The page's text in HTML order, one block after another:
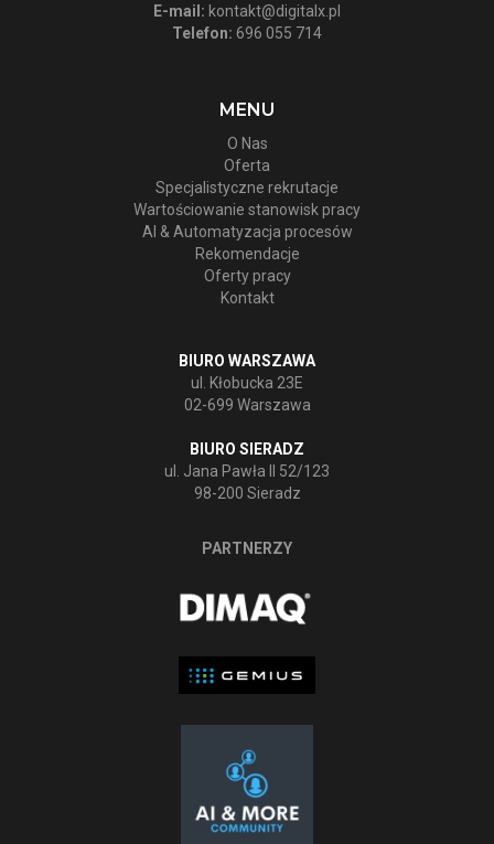
E-mail: kontakt@digitalx.pl
Telefon: 696 055 714
MENU
O Nas
Oferta
Specjalistyczne rekrutacje
Wartościowanie stanowisk pracy
AI & Automatyzacja procesów
Rekomendacje
Oferty pracy
Kontakt
BIURO WARSZAWA
ul. Kłobucka 23E
02-699 Warszawa
BIURO SIERADZ
ul. Jana Pawła II 52/123
98-200 Sieradz
PARTNERZY